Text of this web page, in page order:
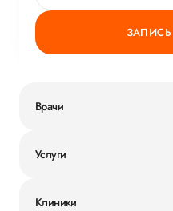
Врачи
Услуги
Клиники